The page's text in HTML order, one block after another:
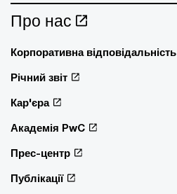
Про нас
Корпоративна відповідальність
Річний звіт
Кар'єра
Академія PwC
Прес-центр
Публікації